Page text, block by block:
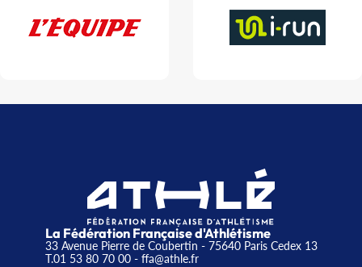
La Fédération Française d'Athlétisme
33 Avenue Pierre de Coubertin - 75640 Paris Cedex 13
T.01 53 80 70 00- ffa@athle.fr